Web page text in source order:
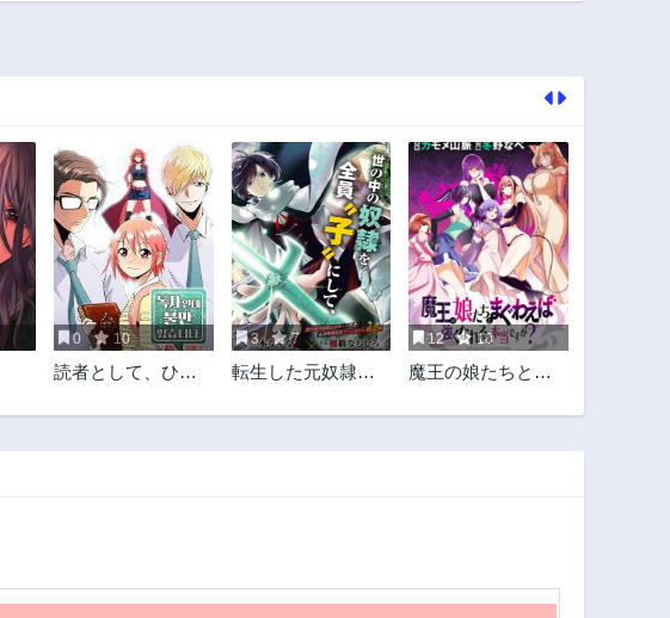
0 10
読者として、ひと
だきます！
3 7
転生した元奴隷、
て年上の娘と世界
12 10
魔王の娘たちとま
るって本当です